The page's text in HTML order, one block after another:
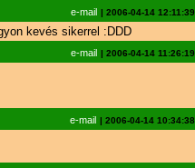
e-mail | 2006-04-14 12:11:39
kevés sikerrel :DDD
e-mail | 2006-04-14 11:26:19
e-mail | 2006-04-14 10:34:38